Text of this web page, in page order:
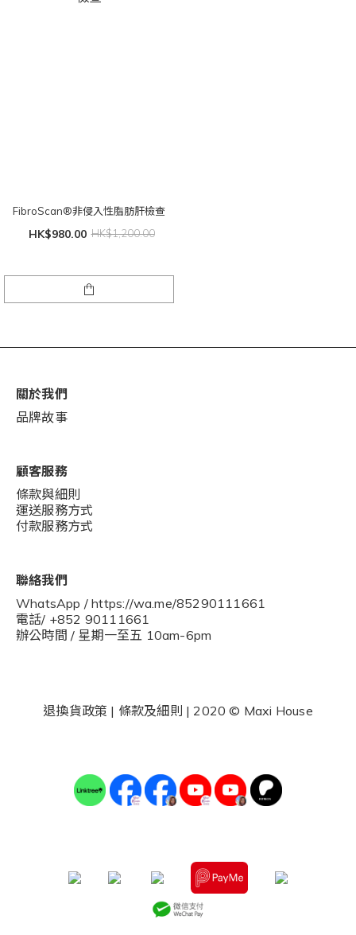
FibroScan®非侵入性脂肪肝檢查
HK$980.00 HK$1,200.00
關於我們
品牌故事
顧客服務
條款與細則
運送服務方式
付款服務方式
聯絡我們
WhatsApp / https://wa.me/85290111661
電話/ +852 90111661
辦公時間 / 星期一至五 10am-6pm
退換貨政策 | 條款及細則 | 2020 © Maxi House